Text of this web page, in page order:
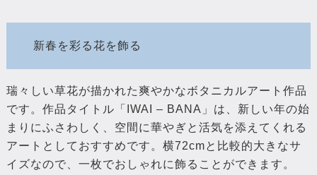
新春を彩る花を飾る
瑞々しい草花が描かれた爽やかなボタニカルアート作品
です。作品タイトル「IWAI – BANA」は、新しい年の始
まりにふさわしく、空間に華やぎと活気を添えてくれる
アートとしておすすめです。横72cmと比較的大きなサ
イズなので、一枚でおしゃれに飾ることができます。